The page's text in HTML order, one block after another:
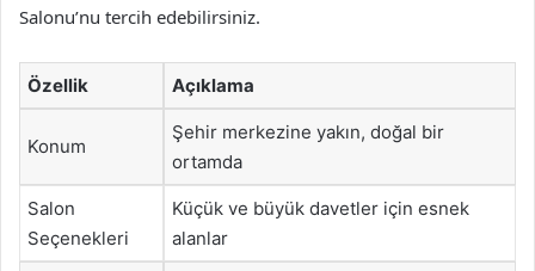
Salonu’nu tercih edebilirsiniz.
Özellik Açıklama
Konum
Şehir merkezine yakın, doğal bir
ortamda
Salon
Seçenekleri
Küçük ve büyük davetler için esnek
alanlar